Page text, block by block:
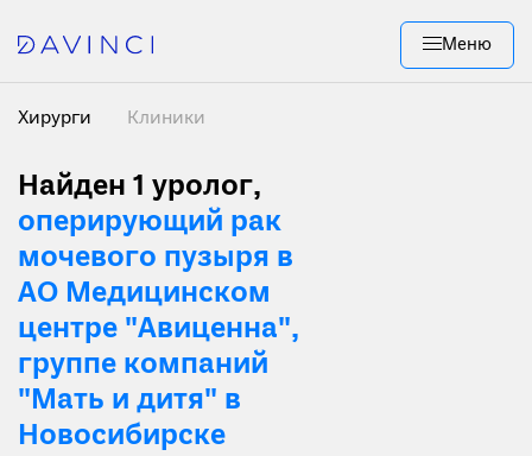
Меню
Хирурги Клиники
Найден 1 уролог,
оперирующий рак
мочевого пузыря в
АО Медицинском
центре "Авиценна",
группе компаний
"Мать и дитя" в
Новосибирске